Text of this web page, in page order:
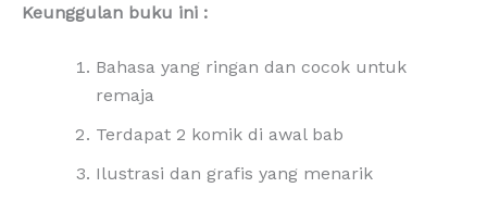
Keunggulan buku ini :
Bahasa yang ringan dan cocok untuk
remaja
Terdapat 2 komik di awal bab
Ilustrasi dan grafis yang menarik